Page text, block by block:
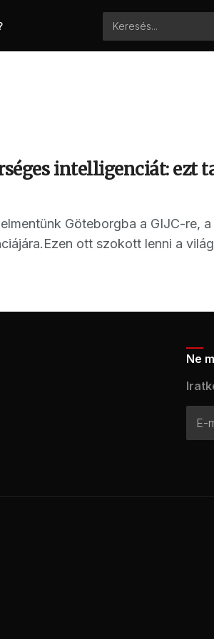
intelligenciát: ezt
Göteborgba a GIJC-re,
ott szokott lenni a
Ne